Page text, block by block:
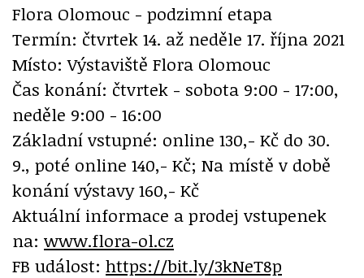
Flora Olomouc - podzimní etapa
Termín: čtvrtek 14. až neděle 17. října 2021
Místo: Výstaviště Flora Olomouc
Čas konání: čtvrtek - sobota 9:00 - 17:00,
neděle 9:00 - 16:00
Základní vstupné: online 130,- Kč do 30.
9., poté online 140,- Kč; Na místě v době
konání výstavy 160,- Kč
Aktuální informace a prodej vstupenek
na: www.flora-ol.cz
FB událost: https://bit.ly/3kNeT8p